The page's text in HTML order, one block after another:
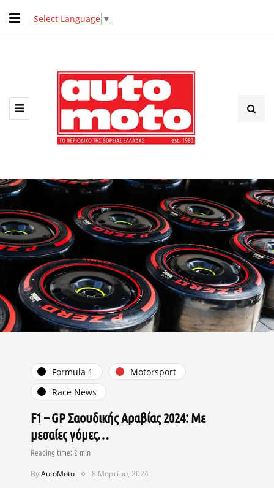
Select Language ▼
Formula 1
Motorsport
Race News
F1 – GP Σαουδικής Αραβίας 2024: Με
μεσαίες γόμες…
ByAutoMoto 8 Μαρτίου, 2024